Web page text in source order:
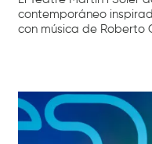
contemporáneo
con música de Roberto